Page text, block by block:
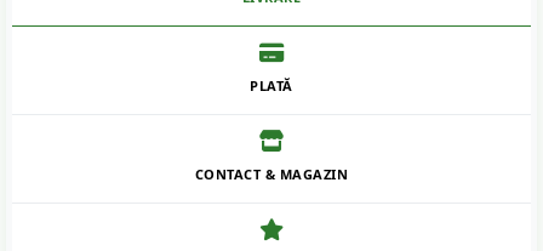
PLATĂ
CONTACT & MAGAZIN